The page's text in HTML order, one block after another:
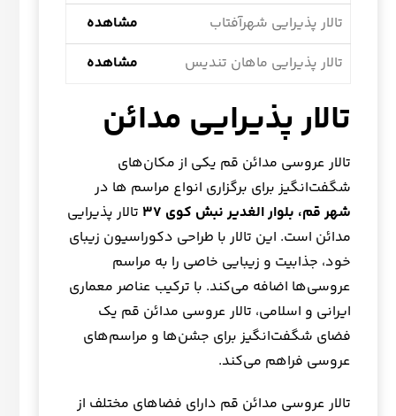
تالار پذیرایی شهرآفتاب
مشاهده
تالار پذیرایی ماهان تندیس
مشاهده
تالار پذیرایی مدائن
تالار عروسی مدائن قم یکی از مکان‌های
شگفت‌انگیز برای برگزاری انواع مراسم ها در
شهر قم، بلوار الغدیر نبش کوی 37
تالار پذیرایی
مدائن است. این تالار با طراحی دکوراسیون زیبای
خود، جذابیت و زیبایی خاصی را به مراسم
عروسی‌ها اضافه می‌کند. با ترکیب عناصر معماری
ایرانی و اسلامی، تالار عروسی مدائن قم یک
فضای شگفت‌انگیز برای جشن‌ها و مراسم‌های
عروسی فراهم می‌کند.
تالار عروسی مدائن قم دارای فضاهای مختلف از